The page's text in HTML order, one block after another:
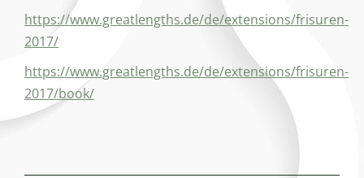
https://www.greatlengths.de/de/extensions/frisuren-
2017/
https://www.greatlengths.de/de/extensions/frisuren-
2017/book/